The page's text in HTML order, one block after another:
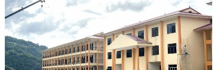
Kinh tế
Thị trường